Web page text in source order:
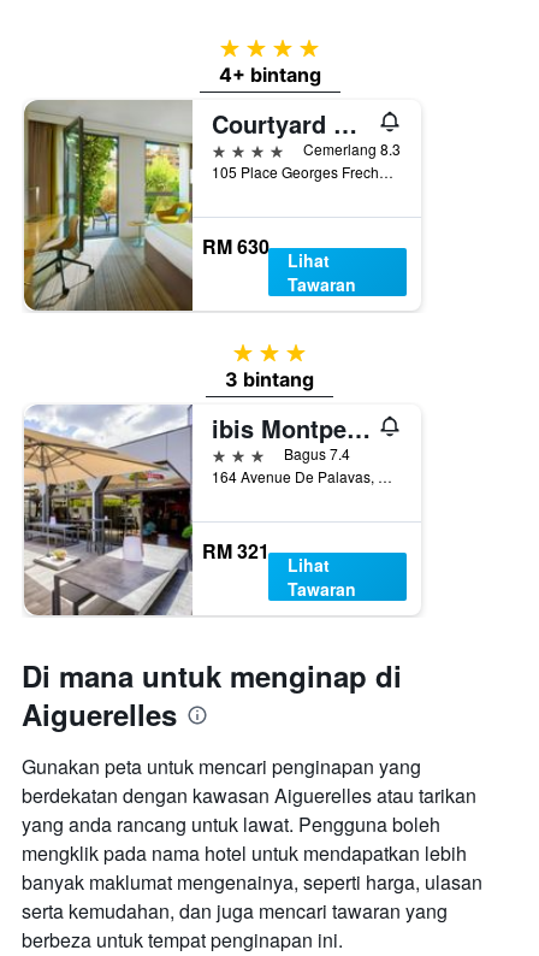
4 bintang
4+ bintang
Courtyard by Marriott Montpellier
4 bintang
Cemerlang 8.3
105 Place Georges Freche (Rue du Chelia), Montpellier, Hérault, Perancis
RM 630
Lihat
Tawaran
3 bintang
3 bintang
ibis Montpellier Sud
3 bintangBagus 7.4
164 Avenue De Palavas, Montpellier, Hérault, Perancis
RM 321
Lihat
Tawaran
Di mana untuk menginap di
Aiguerelles
Gunakan peta untuk mencari penginapan yang
berdekatan dengan kawasan Aiguerelles atau tarikan
yang anda rancang untuk lawat. Pengguna boleh
mengklik pada nama hotel untuk mendapatkan lebih
banyak maklumat mengenainya, seperti harga, ulasan
serta kemudahan, dan juga mencari tawaran yang
berbeza untuk tempat penginapan ini.